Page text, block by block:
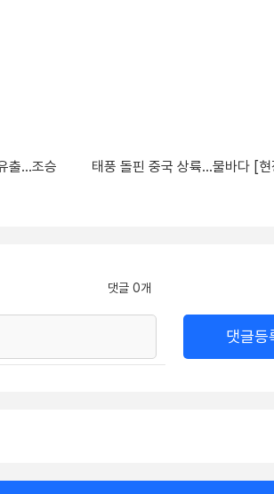
출…조승
태풍 돌핀 중국 상륙…물바다 [현
댓글 0개
댓글등